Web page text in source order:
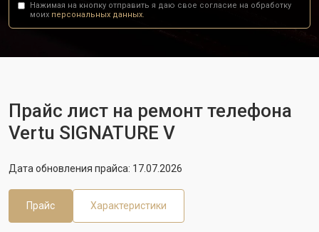
Нажимая на кнопку отправить я даю свое согласие на обработку
моих персональных данных.
Прайс лист на ремонт телефона
Vertu SIGNATURE V
Дата обновления прайса: 17.07.2026
Прайс Характеристики